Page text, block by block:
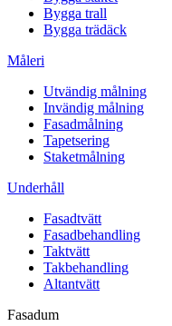
Bygga trall
Bygga trädäck
Måleri
Utvändig målning
Invändig målning
Fasadmålning
Tapetsering
Staketmålning
Underhåll
Fasadtvätt
Fasadbehandling
Taktvätt
Takbehandling
Altantvätt
Fasadum